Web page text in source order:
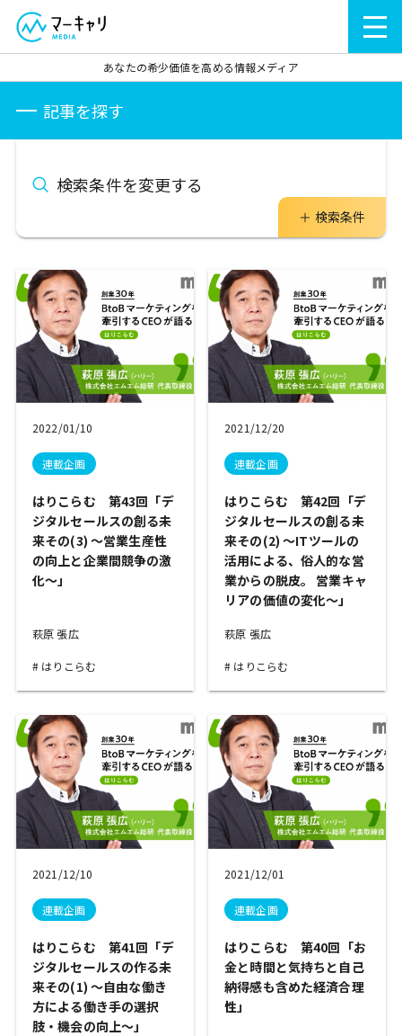
あなたの希少価値を高める情報メディア
記事を探す
検索条件を変更する
検索条件
2022/01/10
連載企画
はりこらむ 第43回「デ
ジタルセールスの創る未
来その(3) ～営業生産性
の向上と企業間競争の激
化～」
萩原 張広
はりこらむ
2021/12/20
連載企画
はりこらむ 第42回「デ
ジタルセールスの創る未
来その(2) ～ITツールの
活用による、俗人的な営
業からの脱皮。 営業キャ
リアの価値の変化～」
萩原 張広
はりこらむ
2021/12/10
連載企画
はりこらむ 第41回「デ
ジタルセールスの作る未
来その(1) ～自由な働き
方による働き手の選択
肢・機会の向上～」
2021/12/01
連載企画
はりこらむ 第40回「お
金と時間と気持ちと自己
納得感も含めた経済合理
性」